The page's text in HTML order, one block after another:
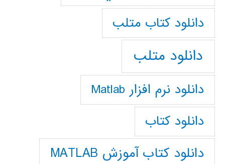
دانلود كتاب متلب
دانلود متلب
دانلود نرم افزار Matlab
دانلود کتاب
دانلود کتاب آموزش MATLAB